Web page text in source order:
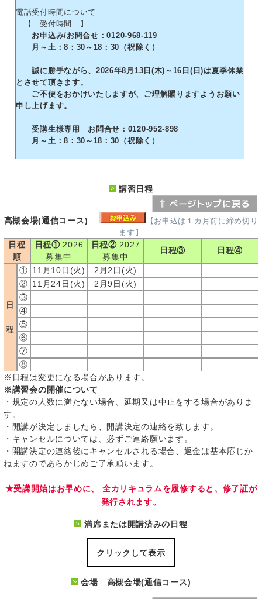
電話受付時間について
【 受付時間 】
お申込み/お問合せ：0120-968-119
月～土：8：30～18：30（祝除く）
誠に勝手ながら、2026年8月13日(木)～16日(日)は夏季休業
とさせて頂きます。
ご不便をおかけいたしますが、ご理解賜りますようお願い
申し上げます。
受講生様専用 お問合せ：0120-952-898
月～土：8：30～18：30（祝除く）
講習日程
高槻会場(通信コース)
【お申込は１カ月前に締め切り
ます】
日程
順
日程①2026
募集中
日程②2027
募集中
日程③ 日程④
日
程
① 11月10日(火)
2月2日(火)
② 11月24日(火)
2月9日(火)
③
④
⑤
⑥
⑦
⑧
※日程は変更になる場合があります。
※講習会の開催について
・規定の人数に満たない場合、延期又は中止をする場合がありま
す。
・開講が決定しましたら、開講決定の連絡を致します。
・キャンセルについては、必ずご連絡願います。
・開講決定の連絡後にキャンセルされる場合、返金は基本応じか
ねますのであらかじめご了承願います。
★受講開始はお早めに、 全カリキュラムを履修すると、修了証が
発行されます。
満席または開講済みの日程
クリックして表示
会場 高槻会場(通信コース)